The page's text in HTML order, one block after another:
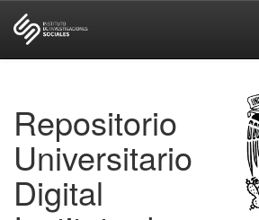
Repositorio
Universitario
Digital